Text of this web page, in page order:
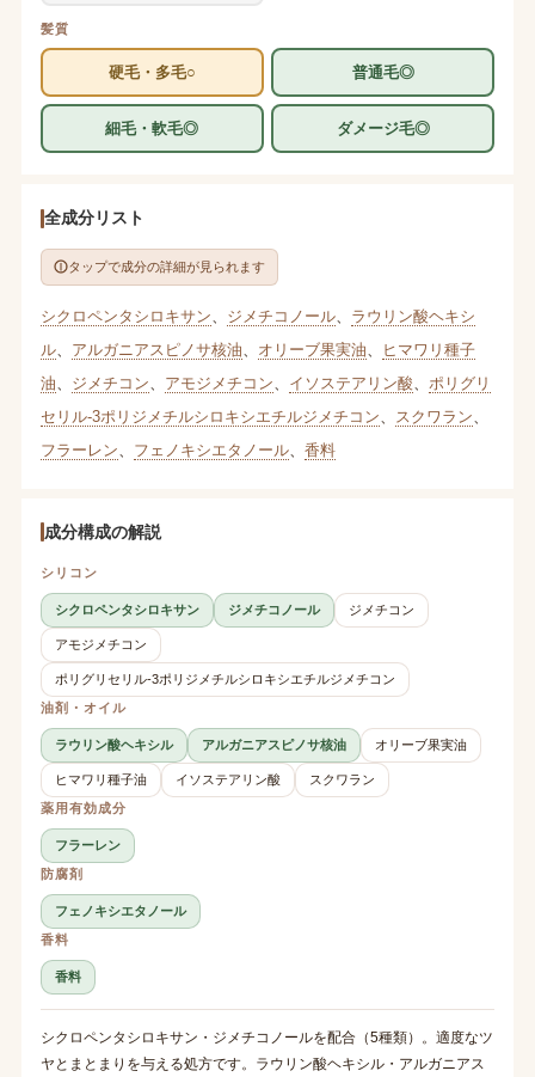
髪質
硬毛・多毛○ 普通毛◎
細毛・軟毛◎ ダメージ毛◎
全成分リスト
タップで成分の詳細が見られます
シクロペンタシロキサン ジメチコノール、 ラウリン酸ヘキシ
ル、 アルガニアスピノサ核油 オリーブ果実油
ヒマワリ種子
油
ジメチコン アモジメチコン イソステアリン酸
ポリグリ
セリル-3ポリジメチルシロキシエチルジメチコン
スクワラン
フラーレン
フェノキシエタノール、 香料
成分構成の解説
シリコン
シクロペンタシロキサン ジメチコノール ジメチコン
アモジメチコン
ポリグリセリル-3ポリジメチルシロキシエチルジメチコン
油剤・オイル
ラウリン酸ヘキシル アルガニアスピノサ核油 オリーブ果実油
ヒマワリ種子油 イソステアリン酸
スクワラン
薬用有効成分
フラーレン
防腐剤
フェノキシエタノール
香料
香料
シクロペンタシロキサン・ジメチコノールを配合（5種類）。適度なツ
ヤとまとまりを与える処方です。ラウリン酸ヘキシル・アルガニアス